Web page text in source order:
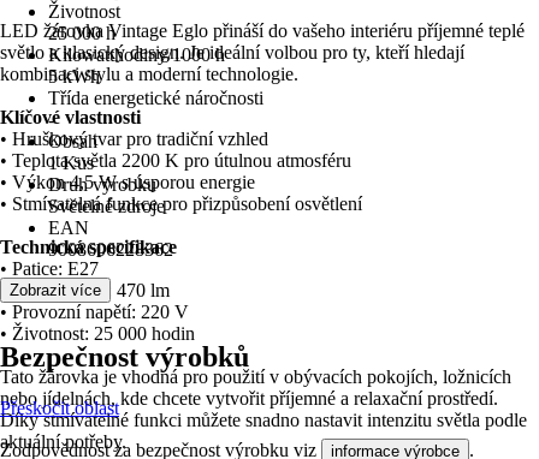
Životnost
25 000 h
Kilowatthodiny/1000 h
5 kWh
Třída energetické náročnosti
-
Obsah
1 Kus
Druh výrobku
Světelné zdroje
EAN
9008606228362
LED žárovka Vintage Eglo přináší do vašeho interiéru příjemné teplé
světlo a klasický design. Je ideální volbou pro ty, kteří hledají
kombinaci stylu a moderní technologie.
Klíčové vlastnosti
• Hruškový tvar pro tradiční vzhled
• Teplota světla 2200 K pro útulnou atmosféru
• Výkon 4,5 W s úsporou energie
• Stmívatelná funkce pro přizpůsobení osvětlení
Technická specifikace
• Patice: E27
• Světelný tok: 470 lm
• Provozní napětí: 220 V
• Životnost: 25 000 hodin
Tato žárovka je vhodná pro použití v obývacích pokojích, ložnicích
nebo jídelnách, kde chcete vytvořit příjemné a relaxační prostředí.
Díky stmívatelné funkci můžete snadno nastavit intenzitu světla podle
aktuální potřeby.
Zobrazit více
Bezpečnost výrobků
Přeskočit oblast
Zodpovědnost za bezpečnost výrobku viz informace výrobce .